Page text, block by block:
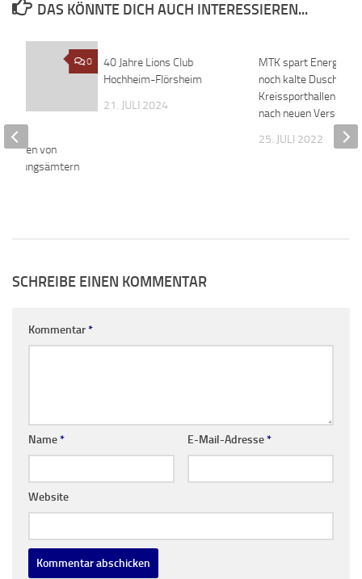
DAS KÖNNTE DICH AUCH INTERESSIEREN...
40 Jahre Lions Club
Hochheim-Flörsheim
21. JULI 2024
MTK spart Energie –
noch kalte Duschen in
Kreissporthallen –
nach neuen
25. JULI 2022
0
von
SCHREIBE EINEN KOMMENTAR
Kommentar*
Name* E-Mail-Adresse*
Website